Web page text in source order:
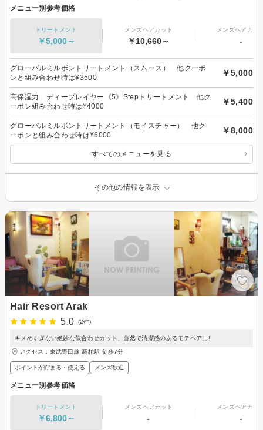
メニュー別参考価格
トリートメント
￥5,000～
メンズヘアカット
￥10,660～
メンズヘアカラ
-
グローバルミルボントリートメント（スムース） 他クーポ
ンと組み合わせ時は¥3500
￥5,000
高保湿力 ディープレイヤー《5》Stepトリートメント 他ク
ーポン組み合わせ時は¥4000
￥5,400
グローバルミルボントリートメント（モイスチャー） 他ク
ーポンと組み合わせ時は¥6000
￥8,000
すべてのメニューを見る
その他の情報を表示
Hair Resort Arak
5.0
(2件)
キメめすぎない絶妙な似合わせカット、自然で清潔感のあるモテヘアに!!
アクセス：東武野田線 新柏駅 徒歩7分
ポイントが貯まる・使える メンズ歓迎
メニュー別参考価格
トリートメント
￥6,800～
メンズヘアカット
-
メンズヘアカラ
-